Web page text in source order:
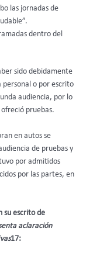
las jornadas de
dentro del
sido debidamente
personal o por escrito
audiencia, por lo
ofreció pruebas.
en autos se
de pruebas y
por admitidos
por las partes, en
su escrito de
aclaración
17: